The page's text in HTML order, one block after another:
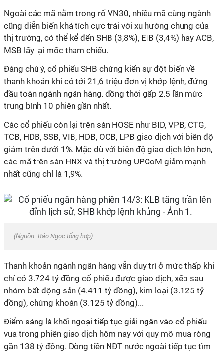
Ngoài các mã nằm trong rổ VN30, nhiều mã cùng ngành
cũng diễn biến khá tích cực trái với xu hướng chung của
thị trường, có thể kể đến SHB (3,8%), EIB (3,4%) hay ACB,
MSB lấy lại mốc tham chiếu.
Đáng chú ý, cổ phiếu SHB chứng kiến sự đột biến về
thanh khoản khi có tới 21,6 triệu đơn vị khớp lệnh, đứng
đầu toàn ngành ngân hàng, đồng thời gấp 2,5 lần mức
trung bình 10 phiên gần nhất.
Các cổ phiếu còn lại trên sàn HOSE như BID, VPB, CTG,
TCB, HDB, SSB, VIB, HDB, OCB, LPB giao dịch với biên độ
giảm trên dưới 1%. Mặc dù với biên độ giao dịch lớn hơn,
các mã trên sàn HNX và thị trường UPCoM giảm mạnh
nhất cũng chỉ là 1,9%.
(Nguồn: Bảo Ngọc tổng hợp).
Thanh khoản ngành ngân hàng vẫn duy trì ở mức thấp khi
chỉ có 3.724 tỷ đồng cổ phiếu được giao dịch, xếp sau
nhóm bất động sản (4.411 tỷ đồng), kim loại (3.125 tỷ
đồng), chứng khoán (3.125 tỷ đồng)...
Điểm sáng là khối ngoại tiếp tục giải ngân vào cổ phiếu
vua trong phiên giao dịch hôm nay với quy mô mua ròng
gần 138 tỷ đồng. Dòng tiền NĐT nước ngoài tiếp tục tìm